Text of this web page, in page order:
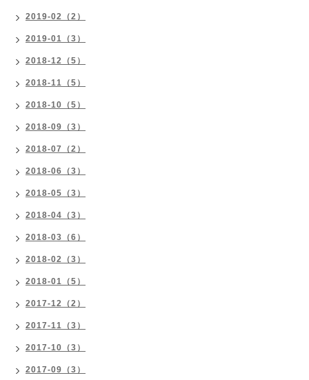
2019-02（2）
2019-01（3）
2018-12（5）
2018-11（5）
2018-10（5）
2018-09（3）
2018-07（2）
2018-06（3）
2018-05（3）
2018-04（3）
2018-03（6）
2018-02（3）
2018-01（5）
2017-12（2）
2017-11（3）
2017-10（3）
2017-09（3）